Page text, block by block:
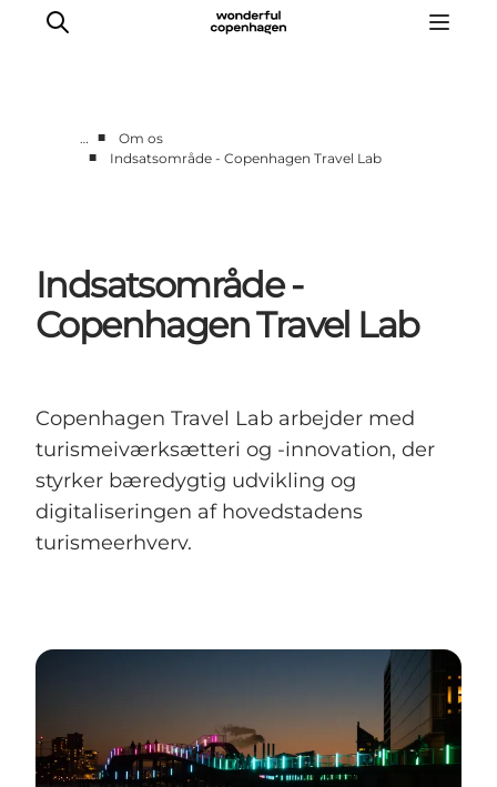
Om Wonderful Copenhagen
… ■
Om os
■
Indsatsområde - Copenhagen Travel Lab
Indsatsområde -
Copenhagen Travel Lab
Copenhagen Travel Lab arbejder med
turismeiværksætteri og -innovation, der
styrker bæredygtig udvikling og
digitaliseringen af hovedstadens
turismeerhverv.